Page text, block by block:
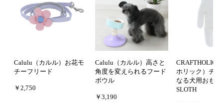
Calulu（カルル）お花モ
チーフリード
￥2,750
Calulu（カルル）高さと
角度を変えられるフード
ボウル
￥3,190
CRAFTHOLIC
ホリック）チ
なる犬用おもち
SLOTH